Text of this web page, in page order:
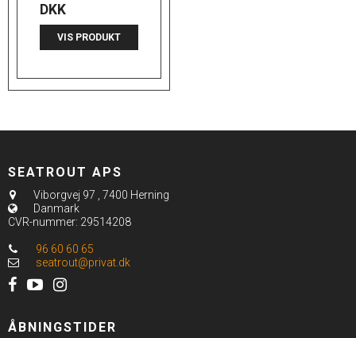
DKK
VIS PRODUKT
SEATROUT APS
Viborgvej 97
7400 Herning
Danmark
CVR-nummer: 29514208
96 60 60 65
seatrout@privat.dk
ÅBNINGSTIDER